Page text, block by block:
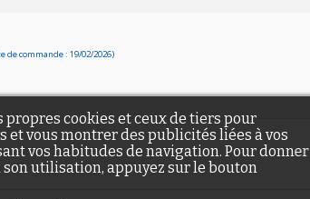
de commande : 19/02/2026)
propres cookies et ceux de tiers pour
et vous montrer des publicités liées à vos
vos habitudes de navigation. Pour donner
utilisation, appuyez sur le bouton